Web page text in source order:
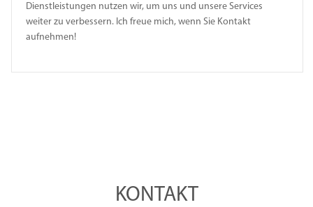
Dienstleistungen nutzen wir, um uns und unsere Services
weiter zu verbessern. Ich freue mich, wenn Sie Kontakt
aufnehmen!
KONTAKT